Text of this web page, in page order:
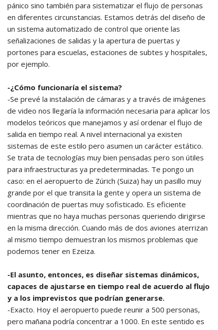
pánico sino también para sistematizar el flujo de personas
en diferentes circunstancias. Estamos detrás del diseño de
un sistema automatizado de control que oriente las
señalizaciones de salidas y la apertura de puertas y
portones para escuelas, estaciones de subtes y hospitales,
por ejemplo.
-¿Cómo funcionaría el sistema?
-Se prevé la instalación de cámaras y a través de imágenes
de video nos llegaría la información necesaria para aplicar los
modelos teóricos que manejamos y así ordenar el flujo de
salida en tiempo real. A nivel internacional ya existen
sistemas de este estilo pero asumen un carácter estático.
Se trata de tecnologías muy bien pensadas pero son útiles
para infraestructuras ya predeterminadas. Te pongo un
caso: en el aeropuerto de Zúrich (Suiza) hay un pasillo muy
grande por el que transita la gente y opera un sistema de
coordinación de puertas muy sofisticado. Es eficiente
mientras que no haya muchas personas queriendo dirigirse
en la misma dirección. Cuando más de dos aviones aterrizan
al mismo tiempo demuestran los mismos problemas que
podemos tener en Ezeiza.
-El asunto, entonces, es diseñar sistemas dinámicos,
capaces de ajustarse en tiempo real de acuerdo al flujo
y a los imprevistos que podrían generarse.
-Exacto. Hoy el aeropuerto puede reunir a 500 personas,
pero mañana podría concentrar a 1000. En este sentido es